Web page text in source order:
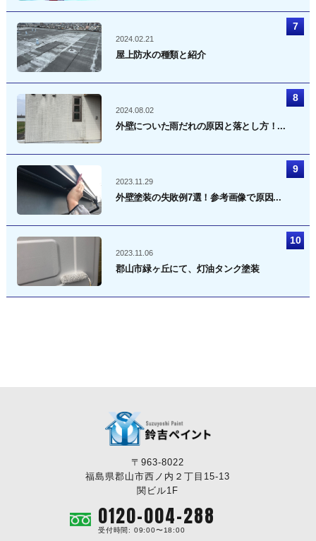
2024.02.21
屋上防水の種類と紹介
2024.08.02
外壁についた雨だれの原因と落とし方！...
2023.11.29
外壁塗装の失敗例7選！参考画像で原因...
2023.11.06
郡山市緑ヶ丘にて、灯油タンク塗装
〒963-8022
福島県郡山市西ノ内２丁目15-13
関ビル1F
0120-004-288
受付時間: 09:00〜18:00